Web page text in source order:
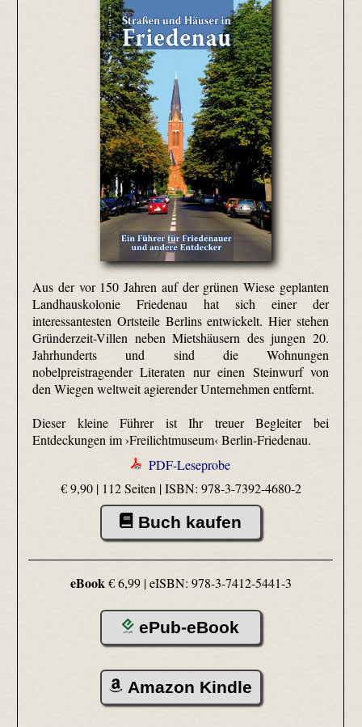
Aus der vor 150 Jahren auf der grünen Wiese geplanten
Landhauskolonie Friedenau hat sich einer der
interessantesten Ortsteile Berlins entwickelt. Hier stehen
Gründerzeit-Villen neben Mietshäusern des jungen 20.
Jahrhunderts und sind die Wohnungen
nobelpreistragender Literaten nur einen Steinwurf von
den Wiegen weltweit agierender Unternehmen entfernt.
Dieser kleine Führer ist Ihr treuer Begleiter bei
Entdeckungen im ›Freilichtmuseum‹ Berlin-Friedenau.
PDF-Leseprobe
€ 9,90 | 112 Seiten |ISBN: 978-3-7392-4680-2
Buch kaufen
eBook € 6,99 |eISBN: 978-3-7412-5441-3
ePub-eBook
Amazon Kindle